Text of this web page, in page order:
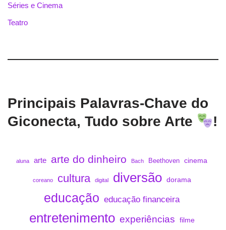
Séries e Cinema
Teatro
Principais Palavras-Chave do
Giconecta, Tudo sobre Arte
!
aluna arte arte do dinheiro Bach Beethoven cinema
coreano cultura digital diversão dorama
educação educação financeira
entretenimento experiências filme